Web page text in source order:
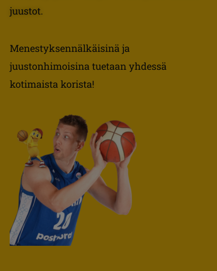
juustot.
Menestyksennälkäisinä ja
juustonhimoisina tuetaan yhdessä
kotimaista korista!